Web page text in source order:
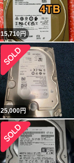
15,710円
25,000円